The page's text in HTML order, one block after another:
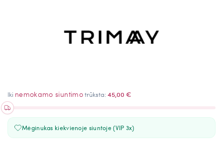
Iki nemokamo siuntimotrūksta:45,00 €
Mėginukas kiekvienoje siuntoje (VIP 3x)